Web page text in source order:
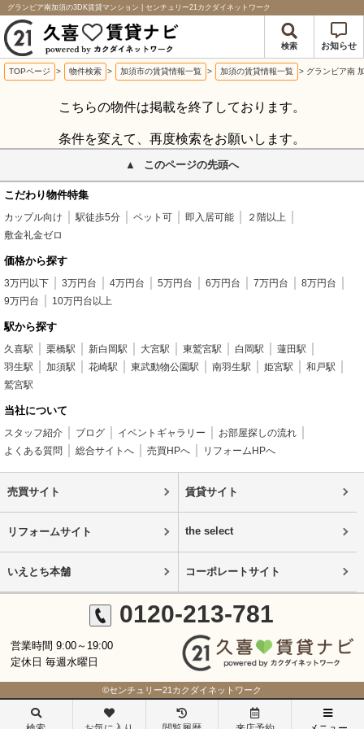
グランビア南加須の3DK賃貸マンション | センチュリー21カクダイネットワーク
検索 お知らせ
TOPページ > 物件検索 > 加須市の賃貸情報一覧 > 加須の賃貸情報一覧 > グランビア南
こちらの物件は掲載を終了しております。
条件を変えて、再度検索をお願いします。
このページの先頭へ
こだわり物件特集
カップル向け 駅徒歩5分 ペット可 即入居可能
２階以上
敷金礼金ゼロ
価格から探す
3万円以下 3万円台 4万円台 5万円台 6万円台 7万円台
8万円台
9万円台
10万円台以上
駅から探す
久喜駅 栗橋駅 新白岡駅 大宮駅 東鷲宮駅 白岡駅
蓮田駅
羽生駅
加須駅 花崎駅 東武動物公園駅 南羽生駅 姫宮駅
和戸駅
鷲宮駅
当社について
スタッフ紹介 ブログ イベントギャラリー
お部屋探しの流れ
よくある質問
総合サイトへ 売買HPへ リフォームHPへ
売買サイト 賃貸サイト
リフォームサイト the select
いえとち本舗 コーポレートサイト
0120-213-781
営業時間 9:00～19:00
定休日 毎週水曜日
©センチュリー21カクダイネットワーク